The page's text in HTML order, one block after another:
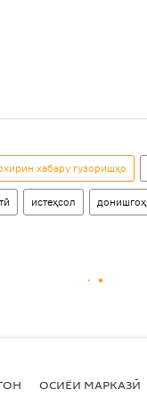
хабару гузоришҳо
истеҳсол донишгоҳ
ОСИЁИ МАРКАЗӢ